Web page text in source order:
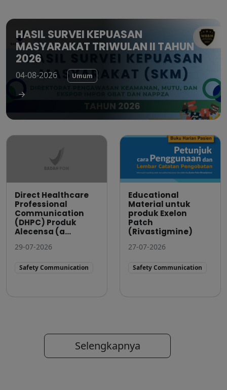
HASIL SURVEI KEPUASAN
MASYARAKAT TRIWULAN II TAHUN
2026
04-08-2026 Umum
Direct Healthcare
Professional
Communication
(DHPC) Produk
Alecensa (a...
29-07-2026
Safety Communication
Educational
Material untuk
produk Exelon
Patch
(Rivastigmine)
27-07-2026
Safety Communication
Selengkapnya